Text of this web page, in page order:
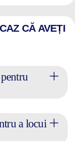
CĂ AVEȚI
a locui